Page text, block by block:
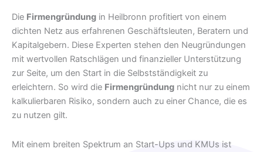
Die Firmengründung in Heilbronn profitiert von einem
dichten Netz aus erfahrenen Geschäftsleuten, Beratern und
Kapitalgebern. Diese Experten stehen den Neugründungen
mit wertvollen Ratschlägen und finanzieller Unterstützung
zur Seite, um den Start in die Selbstständigkeit zu
erleichtern. So wird die Firmengründung nicht nur zu einem
kalkulierbaren Risiko, sondern auch zu einer Chance, die es
zu nutzen gilt.
Mit einem breiten Spektrum an Start-Ups und KMUs ist